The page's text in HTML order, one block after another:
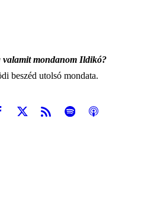
valamit mondanom Ildikó?
beszéd utolsó mondata.